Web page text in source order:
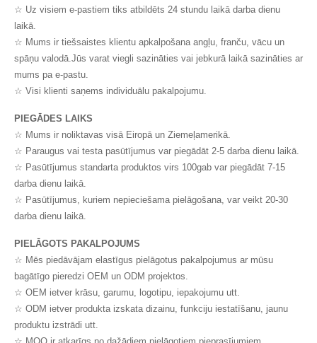
☆ Uz visiem e-pastiem tiks atbildēts 24 stundu laikā darba dienu
laikā.
☆ Mums ir tiešsaistes klientu apkalpošana angļu, franču, vācu un
spāņu valodā.Jūs varat viegli sazināties vai jebkurā laikā sazināties ar
mums pa e-pastu.
☆ Visi klienti saņems individuālu pakalpojumu.
PIEGĀDES LAIKS
☆ Mums ir noliktavas visā Eiropā un Ziemeļamerikā.
☆ Paraugus vai testa pasūtījumus var piegādāt 2-5 darba dienu laikā.
☆ Pasūtījumus standarta produktos virs 100gab var piegādāt 7-15
darba dienu laikā.
☆ Pasūtījumus, kuriem nepieciešama pielāgošana, var veikt 20-30
darba dienu laikā.
PIELĀGOTS PAKALPOJUMS
☆ Mēs piedāvājam elastīgus pielāgotus pakalpojumus ar mūsu
bagātīgo pieredzi OEM un ODM projektos.
☆ OEM ietver krāsu, garumu, logotipu, iepakojumu utt.
☆ ODM ietver produkta izskata dizainu, funkciju iestatīšanu, jaunu
produktu izstrādi utt.